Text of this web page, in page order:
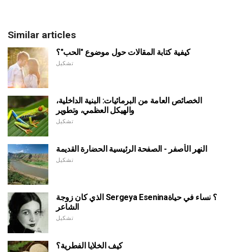
Similar articles
كيفية كتابة المقالات حول موضوع "الحب"؟
تشكيل
الخصائص العامة من البرمائيات: البنية الداخلية،
والهيكل العظمي، وتطوير
تشكيل
النهر الأصفر - الصفحة الرئيسية الحضارة القديمة
تشكيل
الذي كان زوجة Sergeya Esenina؟ نساء في حياة
الشاعر
تشكيل
كيف الخلايا الفطرية؟